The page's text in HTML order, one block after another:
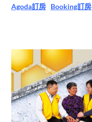
Agoda訂房 Booking訂房